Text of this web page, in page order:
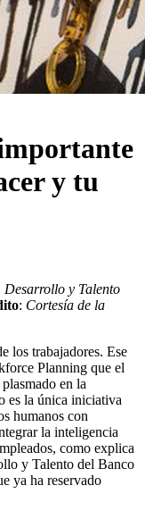
y tu
Desarrollo y Talento
: Cortesía de la
los trabajadores. Ese
Planning que el
en la
es la única iniciativa
humanos con
la inteligencia
como explica
y Talento del Banco
ya ha reservado